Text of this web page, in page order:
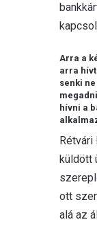
Arra a
arra
senki
hívni a
Rétvári
küldött
ott
alá az